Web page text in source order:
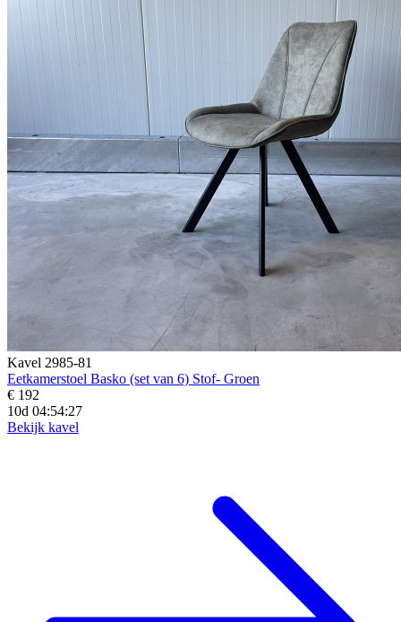
Kavel 2985-81
Eetkamerstoel Basko (set van 6) Stof- Groen
€ 192
10d 04:54:25
Bekijk kavel